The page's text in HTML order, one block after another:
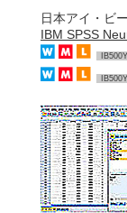
日本アイ・ビ
IBM SPSS